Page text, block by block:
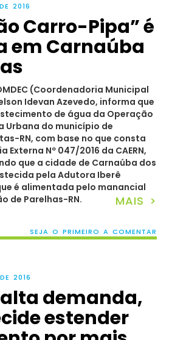
2016
Carro-Pipa” é
em Carnaúba
(Coordenadoria Municipal
Idevan Azevedo, informa que
de água da Operação
Urbana do município de
RN, com base no que consta
Nº 047/2016 da CAERN,
que a cidade de Carnaúba dos
pela Adutora Iberê
é alimentada pelo manancial
de Parelhas-RN.
MAIS >
SEJA O PRIMEIRO A COMENTAR
2016
demanda,
estender